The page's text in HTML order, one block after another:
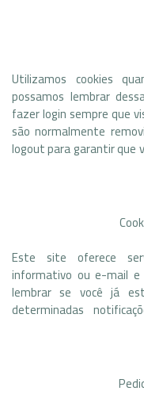
Utilizamos cookies
possamos lembrar
fazer login sempre que
são normalmente
logout para garantir que
Este site oferece
informativo ou e-mail e
lembrar se você já
determinadas